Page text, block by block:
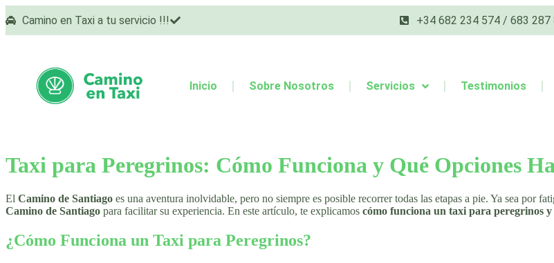
Camino en Taxi a tu servicio !!! +34 682 234 574 / 683 287
Inicio Sobre Nosotros Servicios Testimonios
Taxi para Peregrinos: Cómo Funciona y Qué Opciones
El Camino de Santiago es una aventura inolvidable, pero no siempre es posible recorrer todas las etapas a pie. Ya sea por
Camino de Santiago para facilitar su experiencia. En este artículo, te explicamos cómo funciona un taxi para peregrinos y
¿Cómo Funciona un Taxi para Peregrinos?